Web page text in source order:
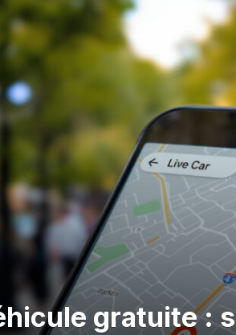
gratuite :